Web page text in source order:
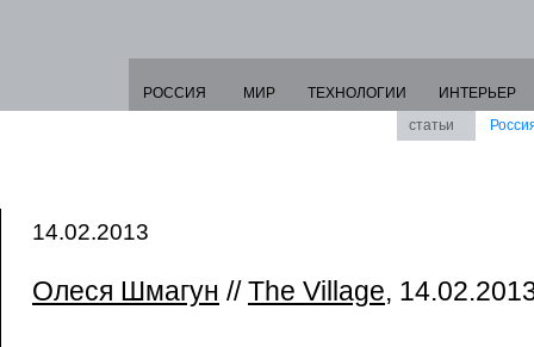
РОССИЯ МИР ТЕХНОЛОГИИ
ИНТЕРЬЕР
статьи
14.02.2013
Олеся Шмагун //The Village,